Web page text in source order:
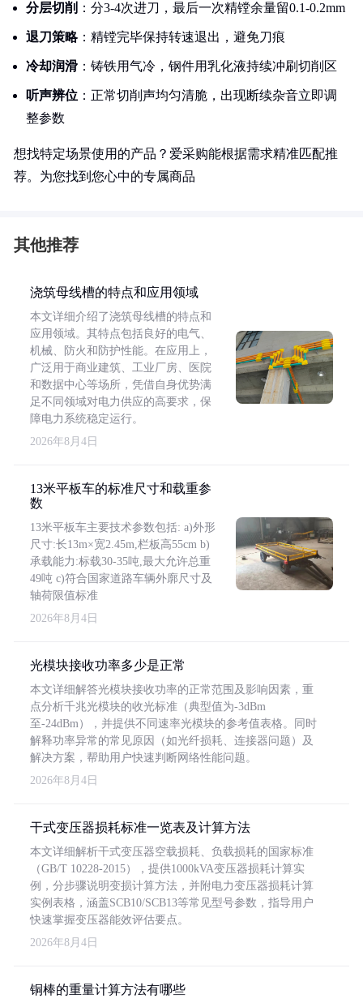
分层切削 ：分3-4次进刀，最后一次精镗余量留0.1-0.2mm
退刀策略：精镗完毕保持转速退出，避免刀痕
冷却润滑 ：铸铁用气冷，钢件用乳化液持续冲刷切削区
听声辨位 ：正常切削声均匀清脆，出现断续杂音立即调
整参数
想找特定场景使用的产品？爱采购能根据需求精准匹配推
荐。为您找到您心中的专属商品
其他推荐
浇筑母线槽的特点和应用领域
本文详细介绍了浇筑母线槽的特点和
应用领域。其特点包括良好的电气、
机械、防火和防护性能。在应用上，
广泛用于商业建筑、工业厂房、医院
和数据中心等场所，凭借自身优势满
足不同领域对电力供应的高要求，保
障电力系统稳定运行。
2026年8月4日
13米平板车的标准尺寸和载重参
数
13米平板车主要技术参数包括: a)外形
尺寸:长13m×宽2.45m,栏板高55cm b)
承载能力:标载30-35吨,最大允许总重
49吨 c)符合国家道路车辆外廓尺寸及
轴荷限值标准
2026年8月4日
光模块接收功率多少是正常
本文详细解答光模块接收功率的正常范围及影响因素，重
点分析千兆光模块的收光标准（典型值为-3dBm
至-24dBm），并提供不同速率光模块的参考值表格。同时
解释功率异常的常见原因（如光纤损耗、连接器问题）及
解决方案，帮助用户快速判断网络性能问题。
2026年8月4日
干式变压器损耗标准一览表及计算方法
本文详细解析干式变压器空载损耗、负载损耗的国家标准
（GB/T 10228-2015），提供1000kVA变压器损耗计算实
例，分步骤说明变损计算方法，并附电力变压器损耗计算
实例表格，涵盖SCB10/SCB13等常见型号参数，指导用户
快速掌握变压器能效评估要点。
2026年8月4日
铜棒的重量计算方法有哪些